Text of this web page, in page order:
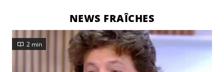
NEWS FRAÎCHES
2 min